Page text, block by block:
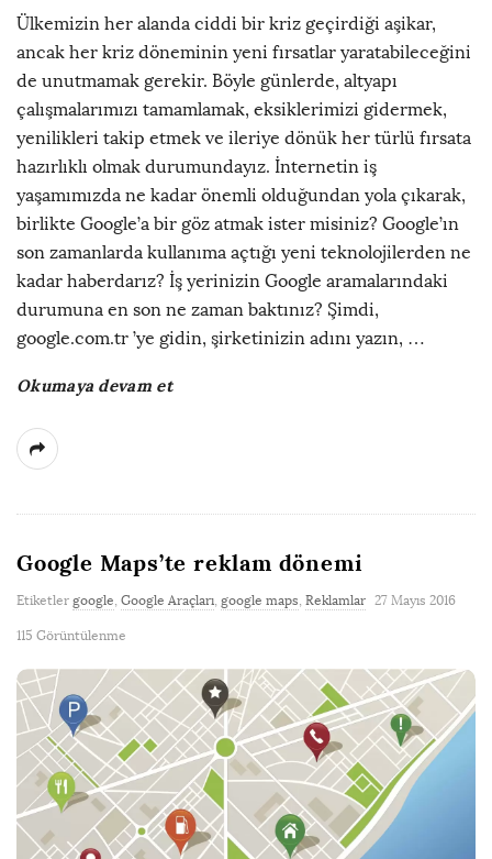
Ülkemizin her alanda ciddi bir kriz geçirdiği aşikar,
ancak her kriz döneminin yeni fırsatlar yaratabileceğini
de unutmamak gerekir. Böyle günlerde, altyapı
çalışmalarımızı tamamlamak, eksiklerimizi gidermek,
yenilikleri takip etmek ve ileriye dönük her türlü fırsata
hazırlıklı olmak durumundayız. İnternetin iş
yaşamımızda ne kadar önemli olduğundan yola çıkarak,
birlikte Google’a bir göz atmak ister misiniz? Google’ın
son zamanlarda kullanıma açtığı yeni teknolojilerden ne
kadar haberdarız? İş yerinizin Google aramalarındaki
durumuna en son ne zaman baktınız? Şimdi,
google.com.tr ’ye gidin, şirketinizin adını yazın, …
Okumaya devam et
Google Maps’te reklam dönemi
Etiketler google Google Araçları google maps Reklamlar 27 Mayıs 2016
115 Görüntülenme